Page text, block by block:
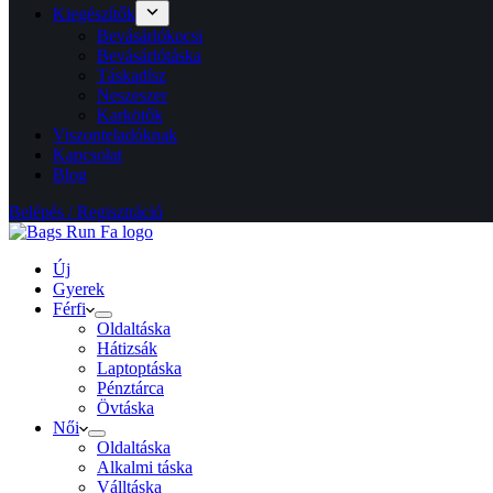
Kiegészítők
Bevásárlókocsi
Bevásárlótáska
Táskadísz
Neszeszer
Karkötők
Viszonteladóknak
Kapcsolat
Blog
Belépés / Regisztráció
Új
Gyerek
Férfi
Oldaltáska
Hátizsák
Laptoptáska
Pénztárca
Övtáska
Női
Oldaltáska
Alkalmi táska
Válltáska